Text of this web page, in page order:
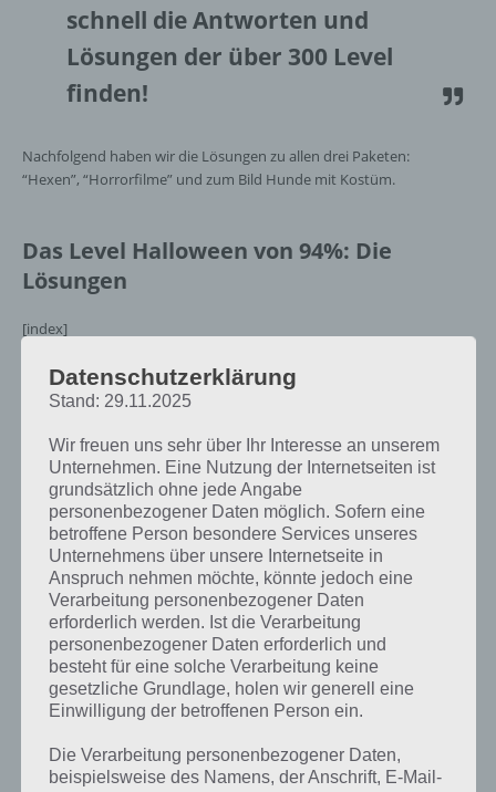
schnell die Antworten und
Lösungen der über 300 Level
finden!
Nachfolgend haben wir die Lösungen zu allen drei Paketen:
“Hexen”, “Horrorfilme” und zum Bild Hunde mit Kostüm.
Das Level Halloween von 94%: Die
Lösungen
[index]
Hexen: 94% Lösung
Nachfolgend findest du alle richtigen Antworten zum Sachverhalt
Hexen in der App 94%. Die Lösung ist dabei nach den Prozent-
Werten sortiert. Hier die Antworten:
34% – Besen
24% – Zauber
10% – Bibi Blocksberg
8% – Warze
7% – Katze
6% – Hut
5% – Böse
Horrorfilme: Lösung für 94%
Datenschutzerklärung
Stand: 29.11.2025
Wir freuen uns sehr über Ihr Interesse an unserem
Unternehmen. Eine Nutzung der Internetseiten ist
grundsätzlich ohne jede Angabe
personenbezogener Daten möglich. Sofern eine
betroffene Person besondere Services unseres
Unternehmens über unsere Internetseite in
Anspruch nehmen möchte, könnte jedoch eine
Verarbeitung personenbezogener Daten
erforderlich werden. Ist die Verarbeitung
personenbezogener Daten erforderlich und
besteht für eine solche Verarbeitung keine
gesetzliche Grundlage, holen wir generell eine
Einwilligung der betroffenen Person ein.
Die Verarbeitung personenbezogener Daten,
beispielsweise des Namens, der Anschrift, E-Mail-